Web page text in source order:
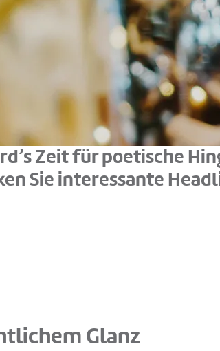
Zeit für poetische
Sie interessante
Glanz